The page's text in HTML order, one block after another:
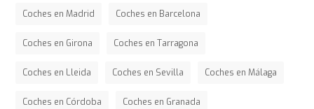
Coches en Madrid Coches en Barcelona
Coches en Girona Coches en Tarragona
Coches en Lleida Coches en Sevilla Coches en Málaga
Coches en Córdoba Coches en Granada